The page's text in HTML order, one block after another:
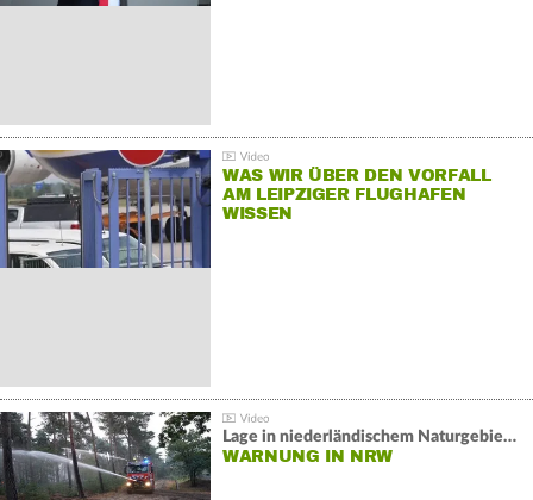
WAS WIR ÜBER DEN VORFALL
AM LEIPZIGER FLUGHAFEN
WISSEN
Lage in niederländischem Naturgebiet stabil
WARNUNG IN NRW